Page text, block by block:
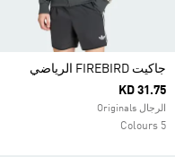
جاكيت FIREBIRD الرياضي
KD 31.75
الرجال Originals
5 Colours